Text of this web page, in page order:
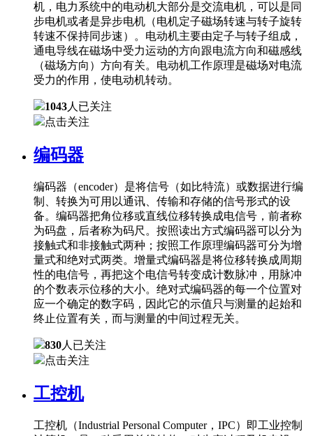
机，电力系统中的电动机大部分是交流电机，可以是同
步电机或者是异步电机（电机定子磁场转速与转子旋转
转速不保持同步速）。电动机主要由定子与转子组成，
通电导线在磁场中受力运动的方向跟电流方向和磁感线
（磁场方向）方向有关。电动机工作原理是磁场对电流
受力的作用，使电动机转动。
1043人已关注
点击关注
编码器
编码器（encoder）是将信号（如比特流）或数据进行编
制、转换为可用以通讯、传输和存储的信号形式的设
备。编码器把角位移或直线位移转换成电信号，前者称
为码盘，后者称为码尺。按照读出方式编码器可以分为
接触式和非接触式两种；按照工作原理编码器可分为增
量式和绝对式两类。增量式编码器是将位移转换成周期
性的电信号，再把这个电信号转变成计数脉冲，用脉冲
的个数表示位移的大小。绝对式编码器的每一个位置对
应一个确定的数字码，因此它的示值只与测量的起始和
终止位置有关，而与测量的中间过程无关。
830人已关注
点击关注
工控机
工控机（Industrial Personal Computer，IPC）即工业控制